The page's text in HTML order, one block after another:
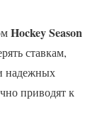
Hockey Season
ставкам,
надежных
приводят к